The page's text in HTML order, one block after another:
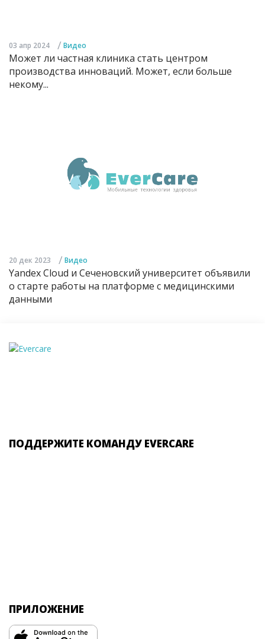
03 апр 2024 / Видео
Может ли частная клиника стать центром
производства инноваций. Может, если больше
некому...
20 дек 2023 / Видео
Yandex Cloud и Сеченовский университет объявили
о старте работы на платформе с медицинскими
данными
ПОДДЕРЖИТЕ КОМАНДУ EVERCARE
ПРИЛОЖЕНИЕ